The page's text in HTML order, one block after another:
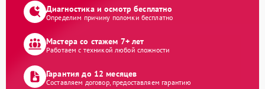
Диагностика и осмотр бесплатно
Определим причину поломки бесплатно
Мастера со стажем 7+ лет
Работаем с техникой любой сложности
Гарантия до 12 месяцев
Составляем договор, предоставляем гарантию